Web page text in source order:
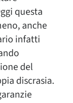
questa
anche
infatti
del
discrasia.